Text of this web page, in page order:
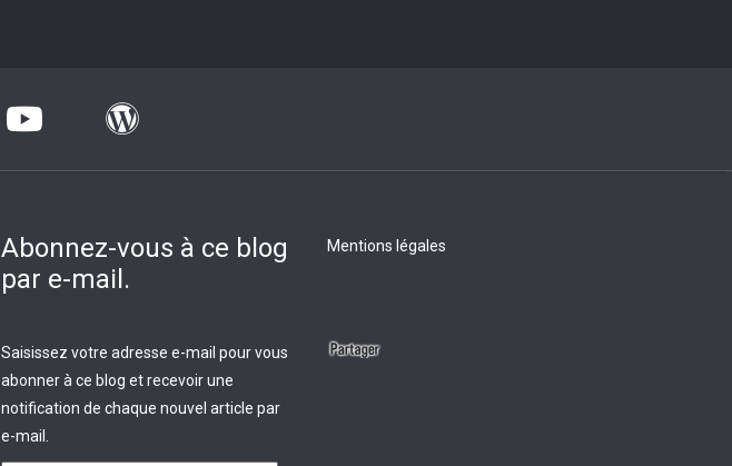
Abonnez-vous à ce blog
par e-mail.
Saisissez votre adresse e-mail pour vous
abonner à ce blog et recevoir une
notification de chaque nouvel article par
e-mail.
Mentions légales